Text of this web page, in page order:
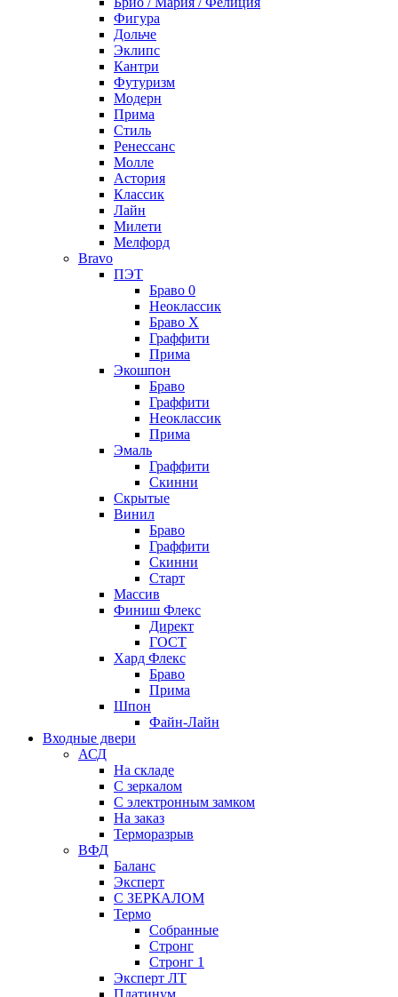
Фигура
Дольче
Эклипс
Кантри
Футуризм
Модерн
Прима
Стиль
Ренессанс
Молле
Астория
Классик
Лайн
Милети
Мелфорд
Bravo
ПЭТ
Браво 0
Неоклассик
Браво Х
Граффити
Прима
Экошпон
Браво
Граффити
Неоклассик
Прима
Эмаль
Граффити
Скинни
Скрытые
Винил
Браво
Граффити
Скинни
Старт
Массив
Финиш Флекс
Директ
ГОСТ
Хард Флекс
Браво
Прима
Шпон
Файн-Лайн
Входные двери
АСД
На складе
С зеркалом
С электронным замком
На заказ
Терморазрыв
ВФД
Баланс
Эксперт
С ЗЕРКАЛОМ
Термо
Собранные
Стронг
Стронг 1
Эксперт ЛТ
Платинум